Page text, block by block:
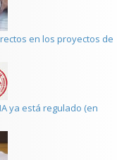
en los proyectos de
ya está regulado (en